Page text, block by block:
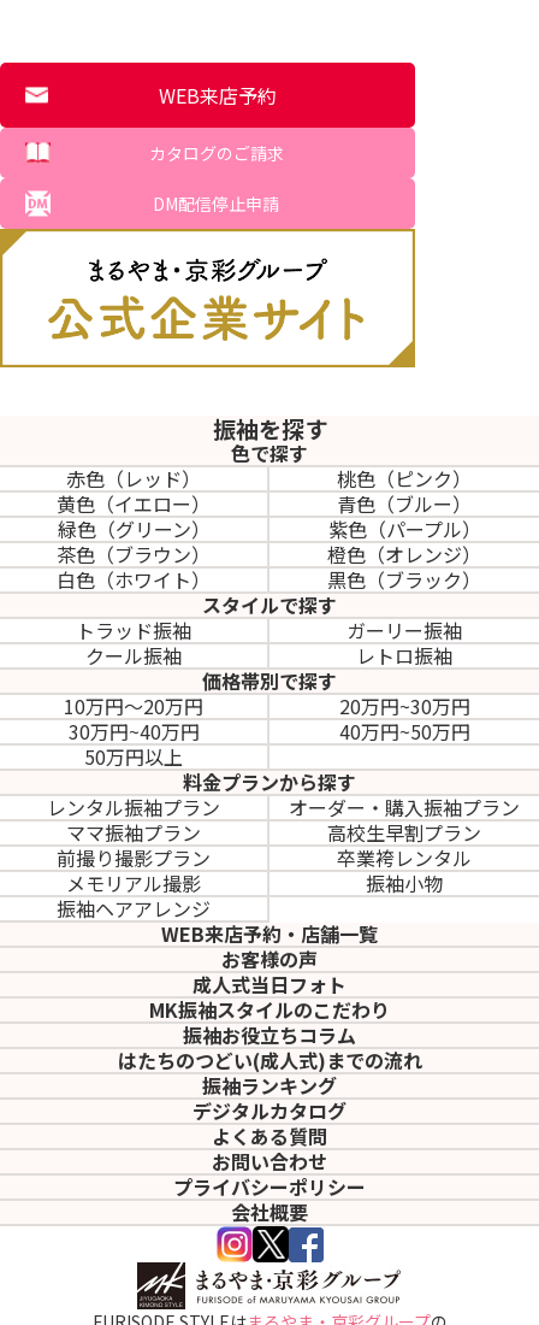
WEB来店予約
カタログのご請求
DM配信停止申請
振袖を探す
色で探す
赤色（レッド）
桃色（ピンク）
黄色（イエロー）
青色（ブルー）
緑色（グリーン）
紫色（パープル）
茶色（ブラウン）
橙色（オレンジ）
白色（ホワイト）
黒色（ブラック）
スタイルで探す
トラッド振袖
ガーリー振袖
クール振袖
レトロ振袖
価格帯別で探す
10万円～20万円
20万円~30万円
30万円~40万円
40万円~50万円
50万円以上
料金プランから探す
レンタル振袖プラン
オーダー・購入振袖プラン
ママ振袖プラン
高校生早割プラン
前撮り撮影プラン
卒業袴レンタル
メモリアル撮影
振袖小物
振袖ヘアアレンジ
WEB来店予約・店舗一覧
お客様の声
成人式当日フォト
MK振袖スタイルのこだわり
振袖お役立ちコラム
はたちのつどい(成人式)までの流れ
振袖ランキング
デジタルカタログ
よくある質問
お問い合わせ
プライバシーポリシー
会社概要